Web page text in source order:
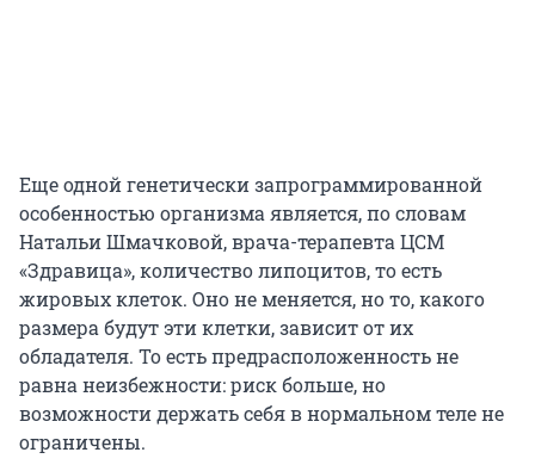
Еще одной генетически запрограммированной
особенностью организма является, по словам
Натальи Шмачковой, врача-терапевта ЦСМ
«Здравица», количество липоцитов, то есть
жировых клеток. Оно не меняется, но то, какого
размера будут эти клетки, зависит от их
обладателя. То есть предрасположенность не
равна неизбежности: риск больше, но
возможности держать себя в нормальном теле не
ограничены.